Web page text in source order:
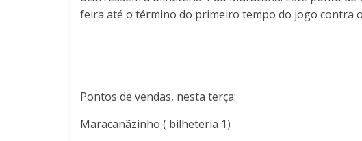
feira até o término do primeiro tempo do jogo contra
Pontos de vendas, nesta terça:
Maracanãzinho ( bilheteria 1)